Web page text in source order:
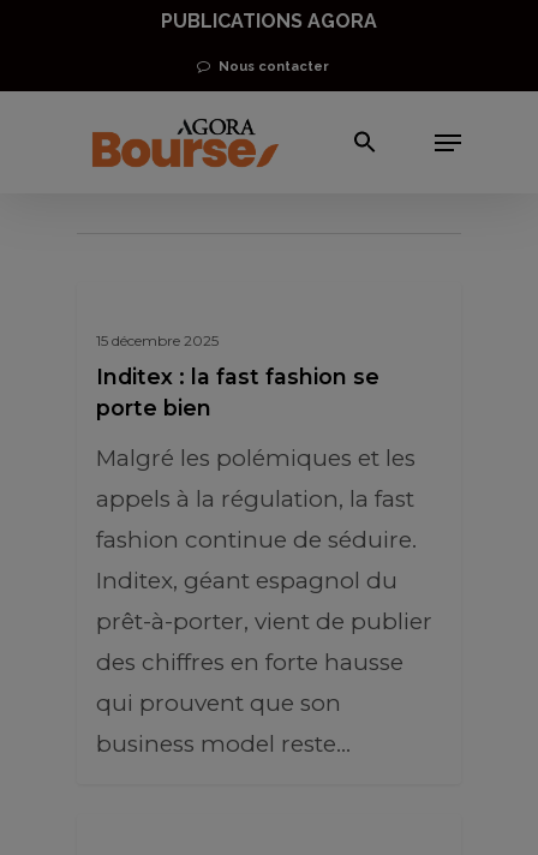
main
PUBLICATIONS AGORA
Nous contacter
Menu
SHEIN
15 décembre 2025
Inditex : la fast fashion se
porte bien
Malgré les polémiques et les
appels à la régulation, la fast
fashion continue de séduire.
Inditex, géant espagnol du
prêt-à-porter, vient de publier
des chiffres en forte hausse
qui prouvent que son
business model reste…